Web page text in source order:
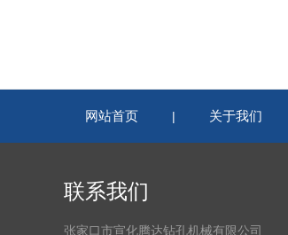
网站首页 | 关于我们
联系我们
张家口市宣化腾达钻孔机械有限公司